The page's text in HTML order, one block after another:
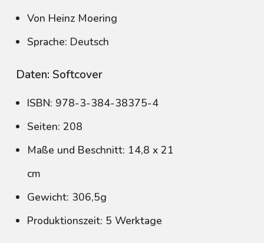
Von Heinz Moering
Sprache: Deutsch
Daten: Softcover
ISBN: 978-3-384-38375-4
Seiten: 208
Maße und Beschnitt: 14,8 x 21
cm
Gewicht: 306,5g
Produktionszeit: 5 Werktage